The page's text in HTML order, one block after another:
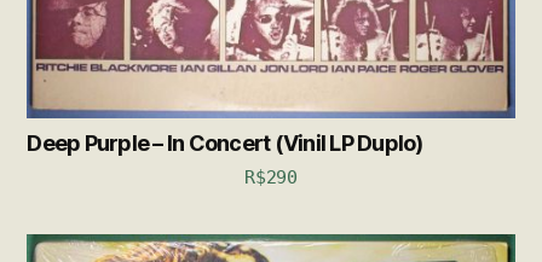
Deep Purple – In Concert (Vinil LP Duplo)
R$290